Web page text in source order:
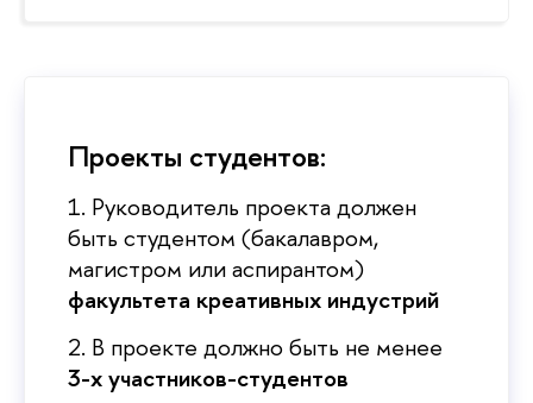
Проекты студентов:
1. Руководитель проекта должен
ыть студентом (бакалавром,
магистром или аспирантом)
факультета креативных индустрий
2. В проекте должно быть не менее
3-х участников-студенто